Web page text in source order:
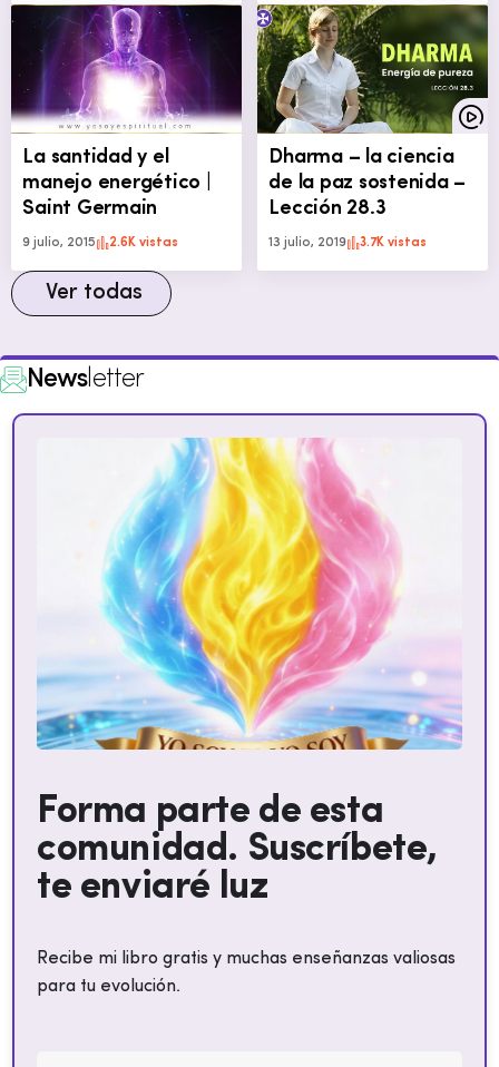
La santidad y el
manejo energético |
Saint Germain
9 julio, 2015 2.6K vistas
Dharma – la ciencia
de la paz sostenida –
Lección 28.3
13 julio, 2019 3.7K vistas
Ver todas
Newsletter
Forma parte de esta
comunidad. Suscríbete,
te enviaré luz
Recibe mi libro gratis y muchas enseñanzas valiosas
para tu evolución.